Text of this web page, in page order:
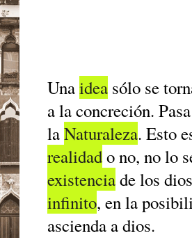
Unaidea sólo se
a la concreción.
laNaturaleza. Esto
realidado no, no lo
existenciade los
infinito, en la
ascienda a dios.